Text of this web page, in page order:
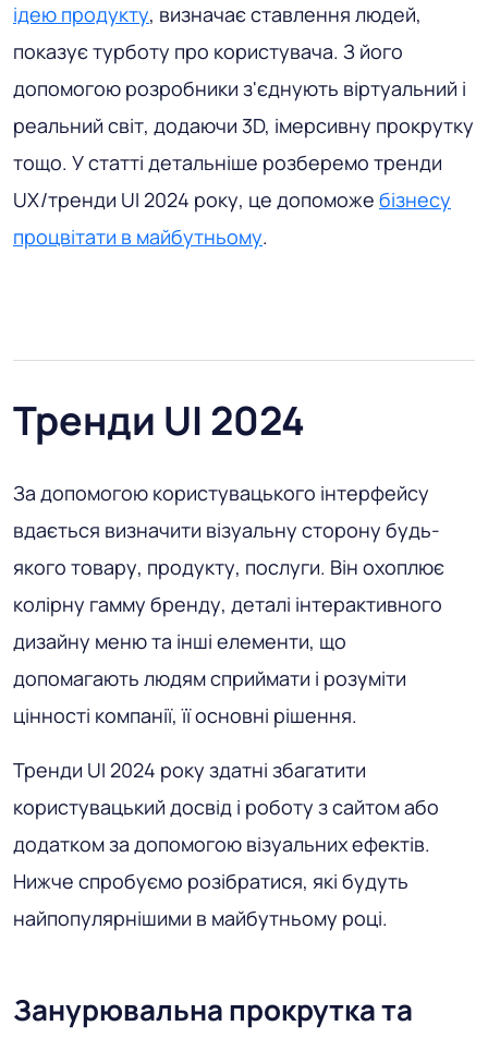
ідею продукту, визначає ставлення людей,
показує турботу про користувача. З його
допомогою розробники з'єднують віртуальний і
реальний світ, додаючи 3D, імерсивну прокрутку
тощо. У статті детальніше розберемо тренди
UX/тренди UI 2024 року, це допоможе бізнесу
процвітати в майбутньому.
Тренди UI 2024
За допомогою користувацького інтерфейсу
вдається визначити візуальну сторону будь-
якого товару, продукту, послуги. Він охоплює
колірну гамму бренду, деталі інтерактивного
дизайну меню та інші елементи, що
допомагають людям сприймати і розуміти
цінності компанії, її основні рішення.
Тренди UI 2024 року здатні збагатити
користувацький досвід і роботу з сайтом або
додатком за допомогою візуальних ефектів.
Нижче спробуємо розібратися, які будуть
найпопулярнішими в майбутньому році.
Занурювальна прокрутка та